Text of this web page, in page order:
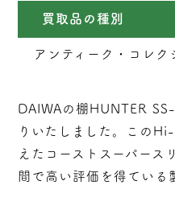
買取品の種別
アンティーク・コレク
DAIWAの棚HUNTER
りいたしました。この
えたコーストスーパース
間で高い評価を得ている